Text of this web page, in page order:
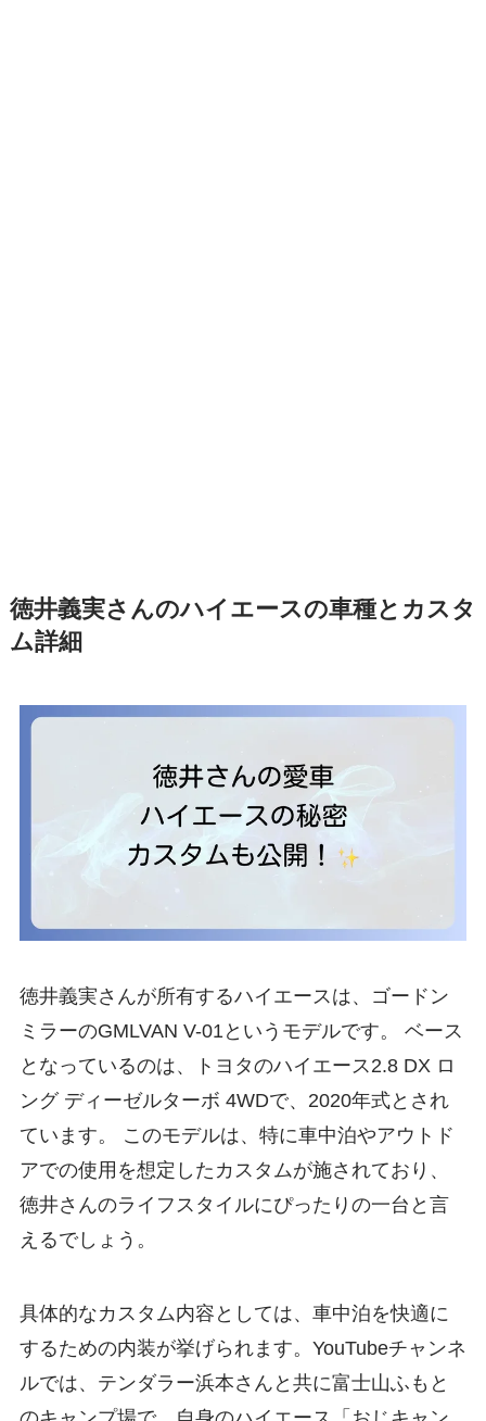
徳井義実さんのハイエースの車種とカスタ
ム詳細
徳井義実さんが所有するハイエースは、ゴードン
ミラーのGMLVAN V-01というモデルです。 ベース
となっているのは、トヨタのハイエース2.8 DX ロ
ング ディーゼルターボ 4WDで、2020年式とされ
ています。 このモデルは、特に車中泊やアウトド
アでの使用を想定したカスタムが施されており、
徳井さんのライフスタイルにぴったりの一台と言
えるでしょう。
具体的なカスタム内容としては、車中泊を快適に
するための内装が挙げられます。YouTubeチャンネ
ルでは、テンダラー浜本さんと共に富士山ふもと